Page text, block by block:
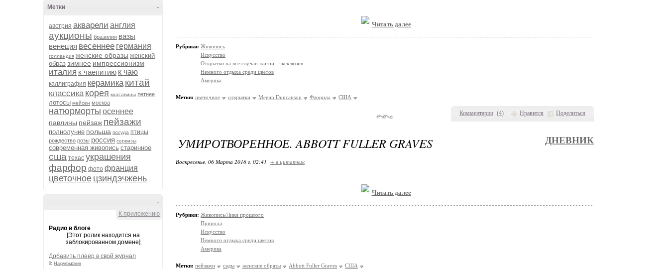
-
Метки
австрия акварели англия
аукционы бразилия вазы
венеция весеннее германия
голландия женские образы женский
образ зимнее импрессионизм
италия к чаепитию к чаю
каллиграфия керамика китай
классика корея красавицы летнее
лотосы мейсен москва
натюрморты осеннее
павлины пейзаж пейзажи
полнолуние польша посуда птицы
рождество розы россия сервизы
современная живопись старинное
сша техас украшения
фарфор фото франция
цветочное цзиндэчжень
-
К приложению
Радио в блоге
[Этот ролик находится на
заблокированном домене]
Добавить плеер в свой журнал
© Накукрыскин
Комментарии (4) Нравится Поделиться
Читать далее
Рубрики: Живопись
Искусство
Открытки на все случаи жизни - эксклюзив
Немного отдыха среди цветов
Америка
Метки: цветочное открытки Megan Duncanson Флорида США
УМИРОТВОРЕННОЕ. ABBOTT FULLER GRAVES ДНЕВНИК
Воскресенье, 06 Марта 2016 г. 02:41 + в цитатник
Читать далее
Рубрики: Живопись/Лики прошлого
Природа
Искусство
Немного отдыха среди цветов
Америка
Метки: пейзажи сады женские образы Abbott Fuller Graves США